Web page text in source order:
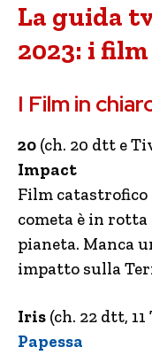
La guida
2023: i
I Film in
20 (ch. 20 dtt e
Impact
Film catastrofico
cometa è in
pianeta. Manca
impatto sulla
Iris (ch. 22 dtt,
Papessa